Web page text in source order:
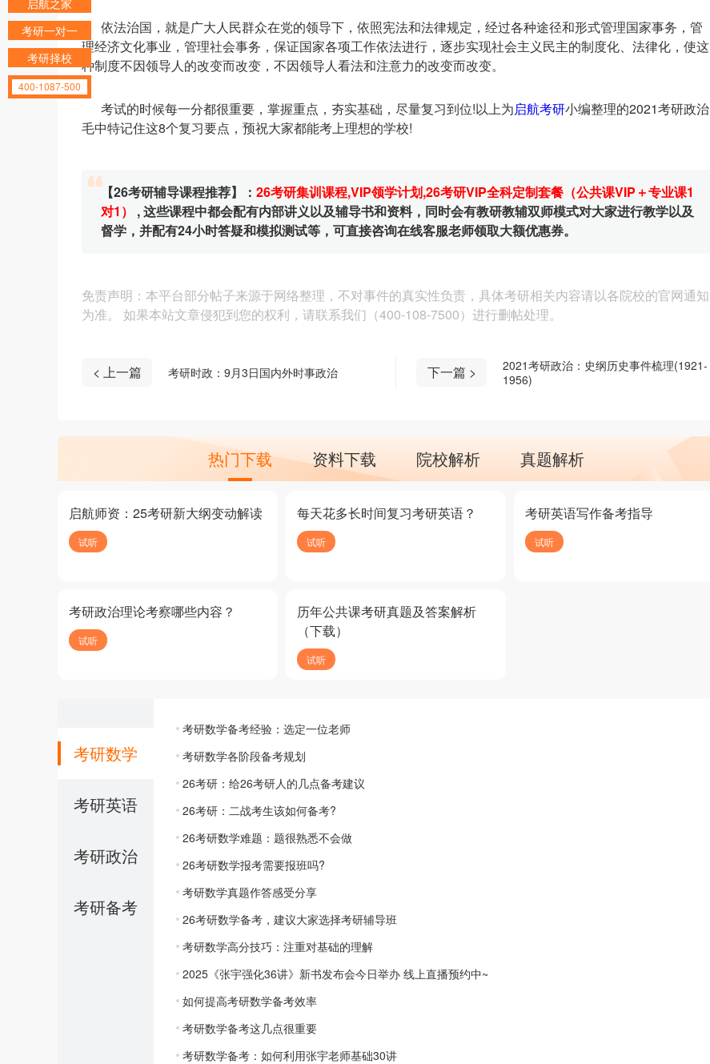
依法治国，就是广大人民群众在党的领导下，依照宪法和法律规定，经过各种途径和形式管理国家事务，管
理经济文化事业，管理社会事务，保证国家各项工作依法进行，逐步实现社会主义民主的制度化、法律化，使这
种制度不因领导人的改变而改变，不因领导人看法和注意力的改变而改变。
考试的时候每一分都很重要，掌握重点，夯实基础，尽量复习到位!以上为启航考研小编整理的2021考研政治
毛中特记住这8个复习要点，预祝大家都能考上理想的学校!
【26考研辅导课程推荐】： 26考研集训课程,VIP领学计划,26考研VIP全科定制套餐（公共课VIP＋专业课1
对1）
, 这些课程中都会配有内部讲义以及辅导书和资料，同时会有教研教辅双师模式对大家进行教学以及
督学，并配有24小时答疑和模拟测试等，可直接咨询在线客服老师领取大额优惠券。
免责声明：本平台部分帖子来源于网络整理，不对事件的真实性负责，具体考研相关内容请以各院校的官网通知
为准。 如果本站文章侵犯到您的权利，请联系我们（400-108-7500）进行删帖处理。
< 上一篇 考研时政：9月3日国内外时事政治 下一篇 >
2021考研政治：史纲历史事件梳理(1921-
1956)
热门下载 资料下载 院校解析 真题解析
启航师资：25考研新大纲变动解读
试听
每天花多长时间复习考研英语？
试听
考研英语写作备考指导
试听
考研政治理论考察哪些内容？
试听
历年公共课考研真题及答案解析
（下载）
试听
考研数学
考研英语
考研政治
考研备考
考研数学备考经验：选定一位老师
考研数学各阶段备考规划
26考研：给26考研人的几点备考建议
26考研：二战考生该如何备考?
26考研数学难题：题很熟悉不会做
26考研数学报考需要报班吗?
考研数学真题作答感受分享
26考研数学备考，建议大家选择考研辅导班
考研数学高分技巧：注重对基础的理解
2025《张宇强化36讲》新书发布会今日举办 线上直播预约中~
如何提高考研数学备考效率
考研数学备考这几点很重要
考研数学备考：如何利用张宇老师基础30讲
考研一对一
考研择校
400-1087-500